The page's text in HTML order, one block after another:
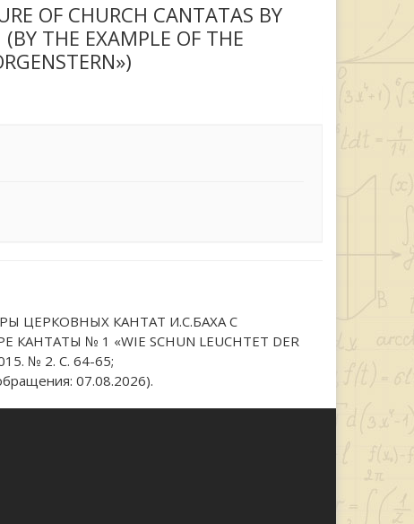
OF CHURCH CANTATAS BY
THE EXAMPLE OF THE
ЦЕРКОВНЫХ КАНТАТ И.С.БАХА С
№ 1 «WIE SCHUN LEUCHTET DER
№ 2. С. 64-65;
07.08.2026).